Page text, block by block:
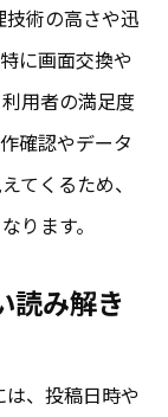
術の高さや迅
に画面交換や
用者の満足度
確認やデータ
てくるため、
ります。
読み解き
、投稿日時や